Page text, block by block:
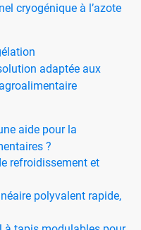
cryogénique à l’azote
adaptée aux
aide pour la
?
refroidissement et
polyvalent rapide,